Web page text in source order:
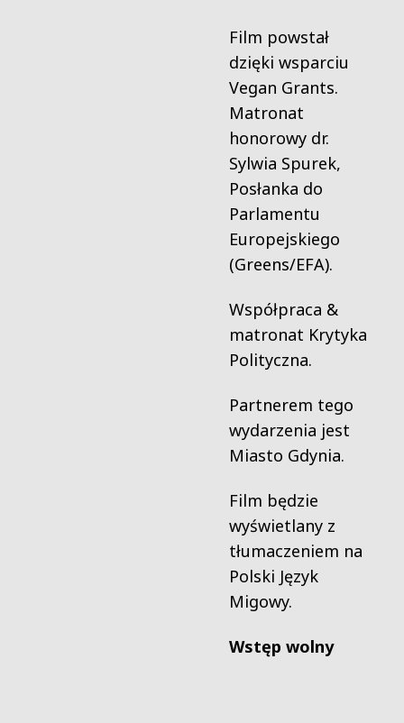
Film powstał
dzięki wsparciu
Vegan Grants.
Matronat
honorowy dr.
Sylwia Spurek,
Posłanka do
Parlamentu
Europejskiego
(Greens/EFA).
Współpraca &
matronat Krytyka
Polityczna.
Partnerem tego
wydarzenia jest
Miasto Gdynia.
Film będzie
wyświetlany z
tłumaczeniem na
Polski Język
Migowy.
Wstęp wolny